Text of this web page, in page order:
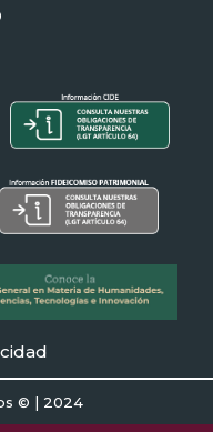
© | 2024